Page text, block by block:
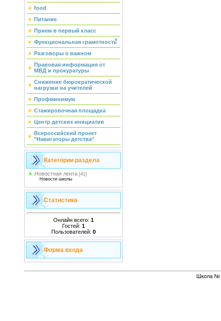
food
Питание
Прием в первый класс
Функциональная грамотность
Разговоры о важном
Правовая информация от
МВД и прокуратуры
Снижение бюрократической
нагрузки на учителей
Профминимум
Стажировочная площадка
Центр детских инициатив
Всероссийский проект
"Навигаторы детства"
Категории раздела
Новостная лента [41]
Новости школы
Статистика
Онлайн всего: 1
Гостей: 1
Пользователей: 0
Форма входа
Школа №